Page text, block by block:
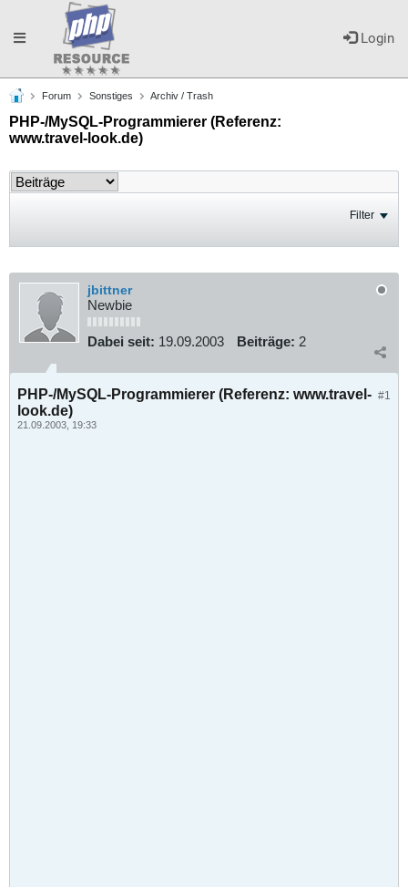
Login
Toggle
navigation
Forum Sonstiges Archiv / Trash
PHP-/MySQL-Programmierer (Referenz:
www.travel-look.de)
Filter
jbittner
Newbie
Dabei seit: 19.09.2003 Beiträge: 2
#1
PHP-/MySQL-Programmierer (Referenz: www.travel-
look.de)
21.09.2003, 19:33